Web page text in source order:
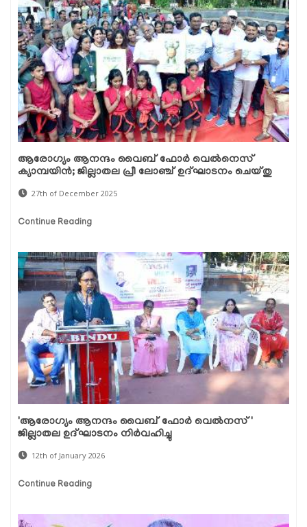
ആരോഗ്യം ആനന്ദം വൈബ് ഫോർ വെൽനെസ്
ക്യാമ്പയിൻ; ജില്ലാതല പ്രീ ലോഞ്ച് ഉദ്ഘാടനം ചെയ്തു
27th of December 2025
Continue Reading
'ആരോഗ്യം ആനന്ദം വൈബ് ഫോർ വെൽനസ്'
ജില്ലാതല ഉദ്ഘാടനം നിർവഹിച്ചു
12th of January 2026
Continue Reading